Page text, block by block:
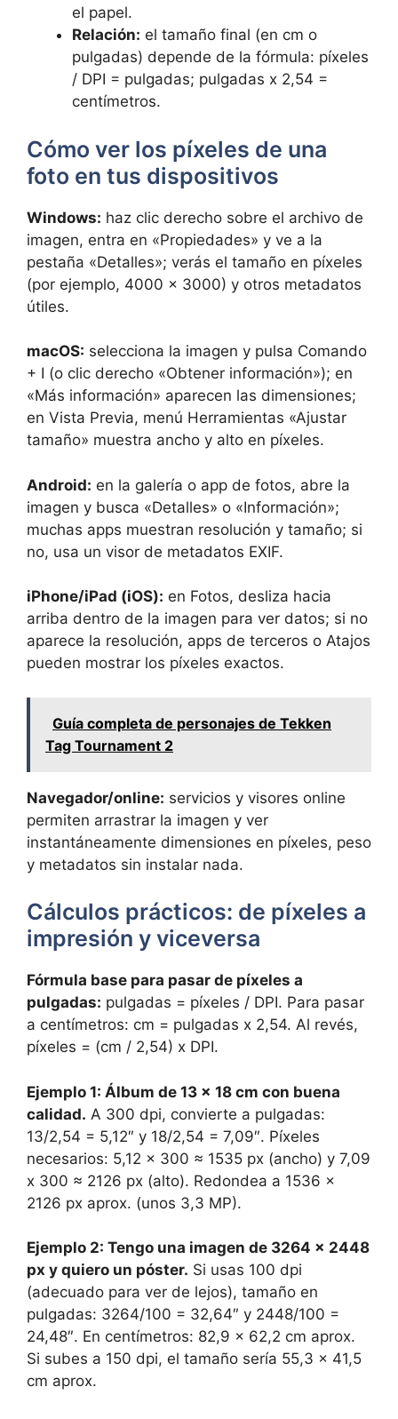
el papel.
Relación: el tamaño final (en cm o
pulgadas) depende de la fórmula: píxeles
/ DPI = pulgadas; pulgadas x 2,54 =
centímetros.
Cómo ver los píxeles de una
foto en tus dispositivos
Windows: haz clic derecho sobre el archivo de
imagen, entra en «Propiedades» y ve a la
pestaña «Detalles»; verás el tamaño en píxeles
(por ejemplo, 4000 x 3000) y otros metadatos
útiles.
macOS: selecciona la imagen y pulsa Comando
+ I (o clic derecho «Obtener información»); en
«Más información» aparecen las dimensiones;
en Vista Previa, menú Herramientas «Ajustar
tamaño» muestra ancho y alto en píxeles.
Android: en la galería o app de fotos, abre la
imagen y busca «Detalles» o «Información»;
muchas apps muestran resolución y tamaño; si
no, usa un visor de metadatos EXIF.
iPhone/iPad (iOS): en Fotos, desliza hacia
arriba dentro de la imagen para ver datos; si no
aparece la resolución, apps de terceros o Atajos
pueden mostrar los píxeles exactos.
Guía completa de personajes de Tekken
Tag Tournament 2
Navegador/online: servicios y visores online
permiten arrastrar la imagen y ver
instantáneamente dimensiones en píxeles, peso
y metadatos sin instalar nada.
Cálculos prácticos: de píxeles a
impresión y viceversa
Fórmula base para pasar de píxeles a
pulgadas: pulgadas = píxeles / DPI. Para pasar
a centímetros: cm = pulgadas x 2,54. Al revés,
píxeles = (cm / 2,54) x DPI.
Ejemplo 1: Álbum de 13 x 18 cm con buena
calidad. A 300 dpi, convierte a pulgadas:
13/2,54 = 5,12″ y 18/2,54 = 7,09″. Píxeles
necesarios: 5,12 x 300 ≈ 1535 px (ancho) y 7,09
x 300 ≈ 2126 px (alto). Redondea a 1536 x
2126 px aprox. (unos 3,3 MP).
Ejemplo 2: Tengo una imagen de 3264 x 2448
px y quiero un póster. Si usas 100 dpi
(adecuado para ver de lejos), tamaño en
pulgadas: 3264/100 = 32,64″ y 2448/100 =
24,48″. En centímetros: 82,9 x 62,2 cm aprox.
Si subes a 150 dpi, el tamaño sería 55,3 x 41,5
cm aprox.